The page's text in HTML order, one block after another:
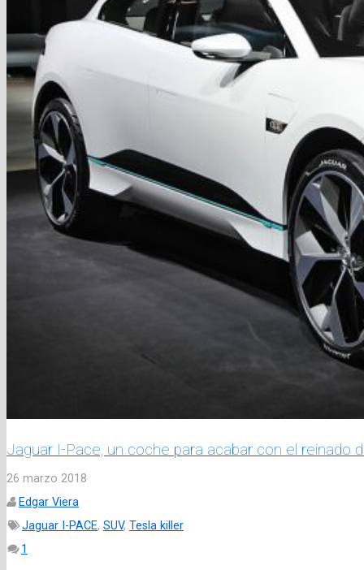
Jaguar I-Pace, un coche para acabar con el reinado
26 marzo 2018
Edgar Viera
Jaguar I-PACE, SUV, Tesla killer
1